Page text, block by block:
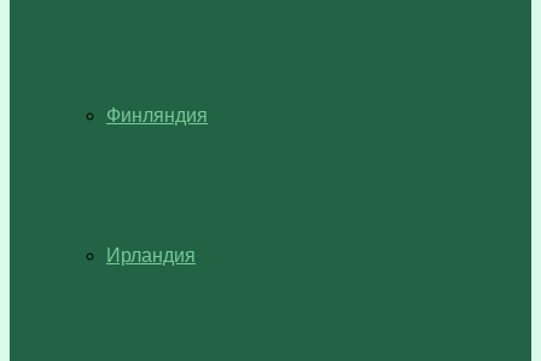
Финляндия
Ирландия